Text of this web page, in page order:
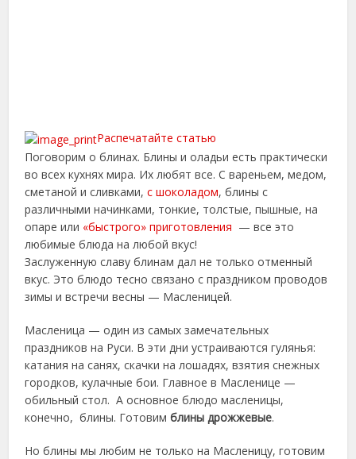
Распечатайте статью
Поговорим о блинах. Блины и оладьи есть практически
во всех кухнях мира. Их любят все. С вареньем, медом,
сметаной и сливками,с шоколадом, блины с
различными начинками, тонкие, толстые, пышные, на
опаре или «быстрого» приготовления — все это
любимые блюда на любой вкус!
Заслуженную славу блинам дал не только отменный
вкус. Это блюдо тесно связано с праздником проводов
зимы и встречи весны — Масленицей.
Масленица — один из самых замечательных
праздников на Руси. В эти дни устраиваются гулянья:
катания на санях, скачки на лошадях, взятия снежных
городков, кулачные бои. Главное в Масленице —
обильный стол. А основное блюдо масленицы,
конечно, блины. Готовимблины дрожжевые.
Но блины мы любим не только на Масленицу, готовим